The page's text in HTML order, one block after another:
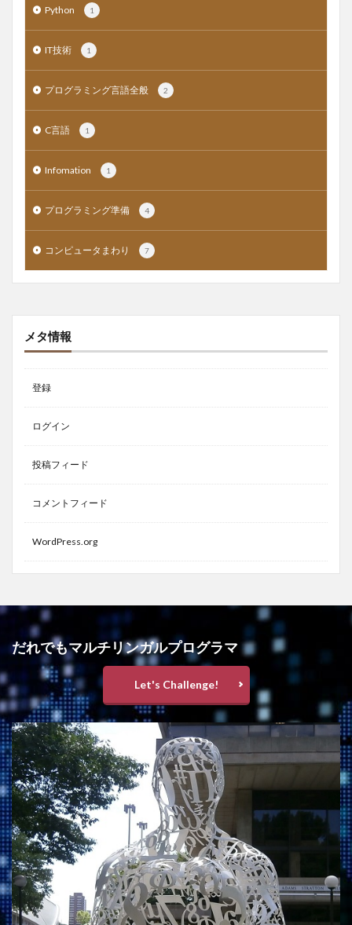
Python 1
IT技術 1
プログラミング言語全般 2
C言語 1
Infomation 1
プログラミング準備 4
コンピュータまわり 7
メタ情報
登録
ログイン
投稿フィード
コメントフィード
WordPress.org
だれでもマルチリンガルプログラマ
Let's Challenge!